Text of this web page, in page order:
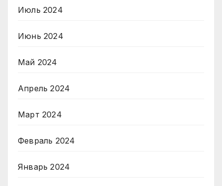
Июль 2024
Июнь 2024
Май 2024
Апрель 2024
Март 2024
Февраль 2024
Январь 2024